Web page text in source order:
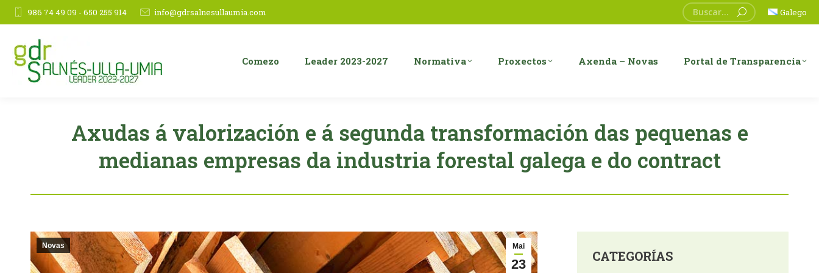
986 74 49 09 - 650 255 914 info@gdrsalnesullaumia.com Search: Galego
Comezo Leader 2023-2027 Normativa Proxectos Axenda – Novas Portal de Transparencia
Axudas á valorización e á segunda transformación das pequenas e
medianas empresas da industria forestal galega e do contract
Mai
23
Novas
CATEGORÍAS